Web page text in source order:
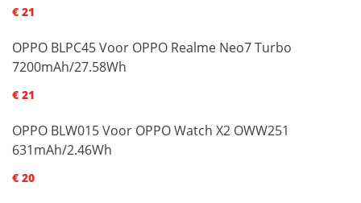
€ 21
OPPO BLPC45 Voor OPPO Realme Neo7 Turbo
7200mAh/27.58Wh
€ 21
OPPO BLW015 Voor OPPO Watch X2 OWW251
631mAh/2.46Wh
€ 20